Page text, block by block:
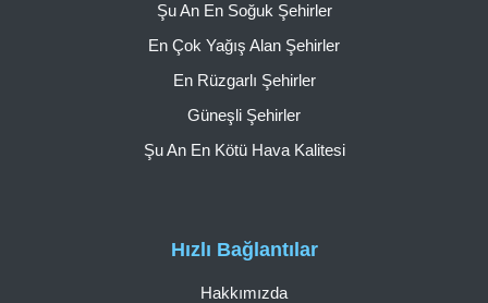
Hızlı Bağlantılar
Hakkımızda
Şu An En Soğuk Şehirler
En Çok Yağış Alan Şehirler
En Rüzgarlı Şehirler
Güneşli Şehirler
Şu An En Kötü Hava Kalitesi